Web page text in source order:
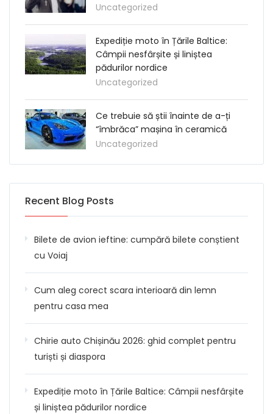
Uncategorized
Expediție moto în Țările Baltice:
Câmpii nesfârșite și liniștea
pădurilor nordice
Uncategorized
Ce trebuie să știi înainte de a-ți
“îmbrăca” mașina în ceramică
Uncategorized
Recent Blog Posts
Bilete de avion ieftine: cumpără bilete conștient
cu Voiaj
Cum aleg corect scara interioară din lemn
pentru casa mea
Chirie auto Chișinău 2026: ghid complet pentru
turiști și diaspora
Expediție moto în Țările Baltice: Câmpii nesfârșite
și liniștea pădurilor nordice